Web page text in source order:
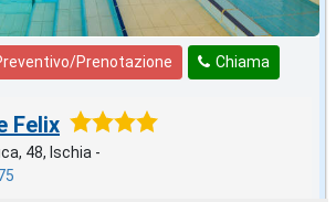
Chiama
Prenotazione
Felix
48, Ischia -